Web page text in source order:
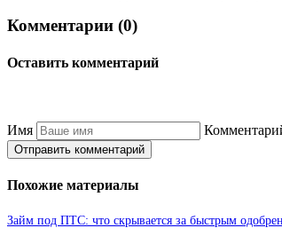
Комментарии (0)
Оставить комментарий
Имя
Отправить комментарий
Похожие материалы
Займ под ПТС: что скрывается за быстрым